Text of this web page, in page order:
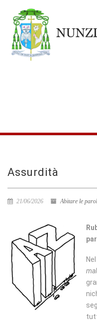
Assurdità
21/06/2026 Abitare le